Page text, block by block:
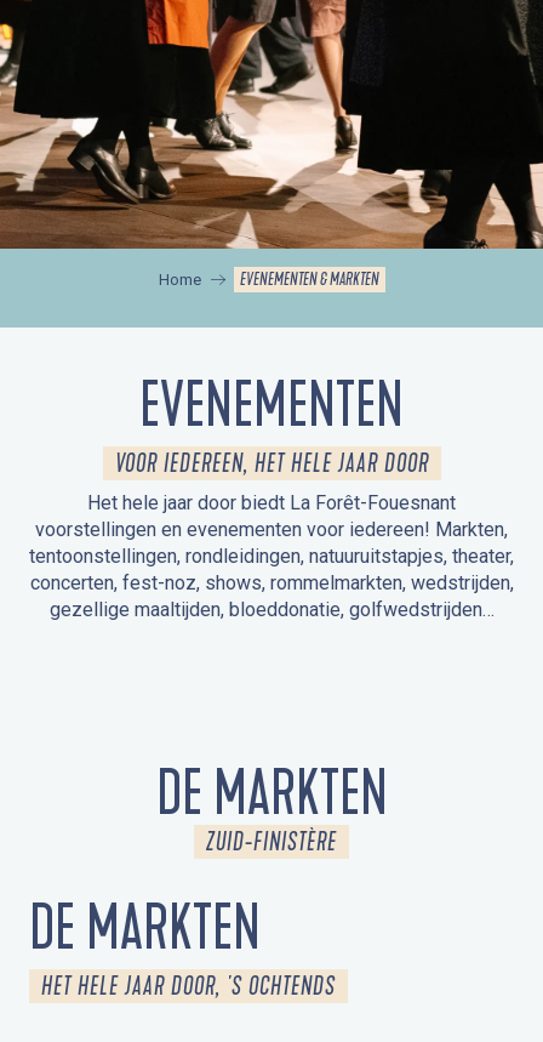
Home EVENEMENTEN & MARKTEN
EVENEMENTEN
VOOR IEDEREEN, HET HELE JAAR DOOR
Het hele jaar door biedt La Forêt-Fouesnant
voorstellingen en evenementen voor iedereen! Markten,
tentoonstellingen, rondleidingen, natuuruitstapjes, theater,
concerten, fest-noz, shows, rommelmarkten, wedstrijden,
gezellige maaltijden, bloeddonatie, golfwedstrijden…
DE MARKTEN
ZUID-FINISTÈRE
DE MARKTEN
HET HELE JAAR DOOR, 'S OCHTENDS